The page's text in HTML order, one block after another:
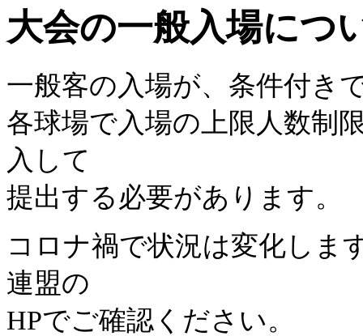
大会の一般入場につ
一般客の入場が、条件付き
各球場で入場の上限人数制
入して
提出する必要があります。
コロナ禍で状況は変化しま
連盟の
HPでご確認ください。